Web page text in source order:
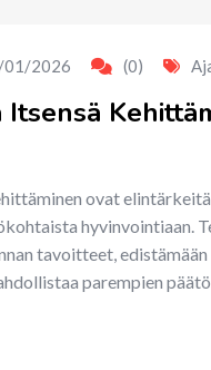
01/2026 (0)
ovat
hyvinvointiaan.
tavoitteet, edistämään
parempien